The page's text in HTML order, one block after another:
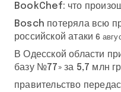
BookChef: что
Bosch потеряла всю
российской атаки 6
В Одесской области
базу №77» за 5,7 млн
правительство